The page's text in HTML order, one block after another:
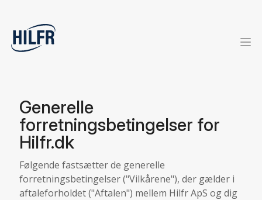
Generelle
forretningsbetingelser for
Hilfr.dk
Følgende fastsætter de generelle
forretningsbetingelser ("Vilkårene"), der gælder i
aftaleforholdet ("Aftalen") mellem Hilfr ApS og dig